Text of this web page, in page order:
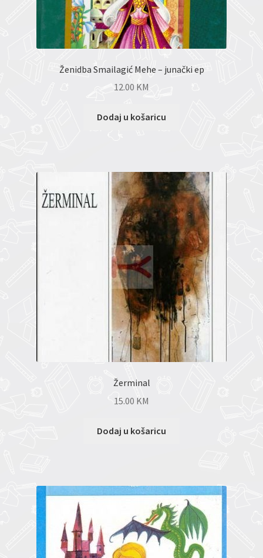
Ženidba Smailagić Mehe – junački ep
12.00 KM
Dodaj u košaricu
Žerminal
15.00 KM
Dodaj u košaricu